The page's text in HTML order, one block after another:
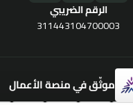
الرقم الضريبي
311443104700003
موثّق في منصة الأعمال